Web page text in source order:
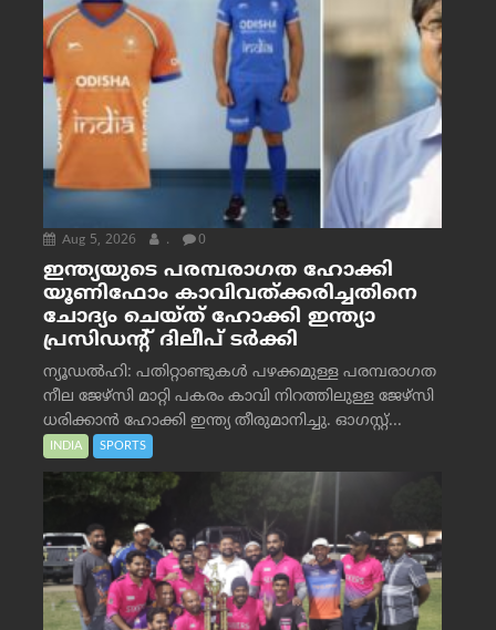
Aug 5, 2026 . 0
ഇന്ത്യയുടെ പരമ്പരാഗത ഹോക്കി
യൂണിഫോം കാവിവത്ക്കരിച്ചതിനെ
ചോദ്യം ചെയ്ത് ഹോക്കി ഇന്ത്യാ
പ്രസിഡന്റ് ദിലീപ് ടര്‍ക്കി
ന്യൂഡൽഹി: പതിറ്റാണ്ടുകൾ പഴക്കമുള്ള പരമ്പരാഗത
നീല ജേഴ്‌സി മാറ്റി പകരം കാവി നിറത്തിലുള്ള ജേഴ്‌സി
ധരിക്കാൻ ഹോക്കി ഇന്ത്യ തീരുമാനിച്ചു. ഓഗസ്റ്റ്...
INDIA SPORTS